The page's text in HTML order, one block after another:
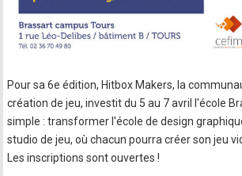
Pour sa 6e édition, Hitbox Makers, la
création de jeu, investit du 5 au 7 avril l'école
simple : transformer l'école de design
studio de jeu, où chacun pourra créer son jeu
Les inscriptions sont ouvertes !